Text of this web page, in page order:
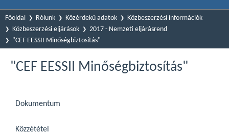
Főoldal Rólunk Közérdekű adatok
Közbeszerzési információk
Közbeszerzési eljárások
2017 - Nemzeti eljárásrend
"CEF EESSII Minőségbiztosítás"
"CEF EESSII Minőségbiztosítás"
Dokumentum
Közzététel